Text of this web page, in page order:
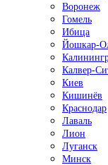
Воронеж
Гомель
Ибица
Йошкар-
Калвер-
Киев
Кишинёв
Краснодар
Лаваль
Лион
Луганск
Минск